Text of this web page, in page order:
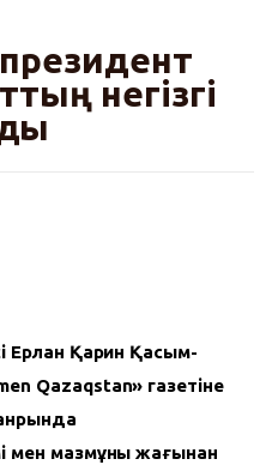
негізгі
Ерлан Қарин Қасым-
Qazaqstan» газетіне
мен мазмұны жағынан